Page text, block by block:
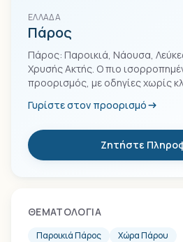
ΕΛΛΆΔΑ
Πάρος
Πάρος: Παροικιά, Νάουσα,
Χρυσής Ακτής. Ο πιο
προορισμός, με οδηγίες χωρίς
Γυρίστε στον προορισμό
Ζητήστε
ΘΕΜΑΤΟΛΟΓΊΑ
Παροικιά Πάρος
Χώρα Πάρου